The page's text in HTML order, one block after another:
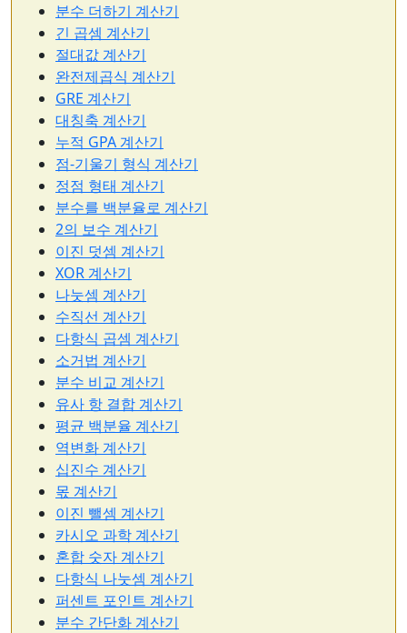
분수 더하기 계산기
긴 곱셈 계산기
절대값 계산기
완전제곱식 계산기
GRE 계산기
대칭축 계산기
누적 GPA 계산기
점-기울기 형식 계산기
정점 형태 계산기
분수를 백분율로 계산기
2의 보수 계산기
이진 덧셈 계산기
XOR 계산기
나눗셈 계산기
수직선 계산기
다항식 곱셈 계산기
소거법 계산기
분수 비교 계산기
유사 항 결합 계산기
평균 백분율 계산기
역변화 계산기
십진수 계산기
몫 계산기
이진 뺄셈 계산기
카시오 과학 계산기
혼합 숫자 계산기
다항식 나눗셈 계산기
퍼센트 포인트 계산기
분수 간단화 계산기